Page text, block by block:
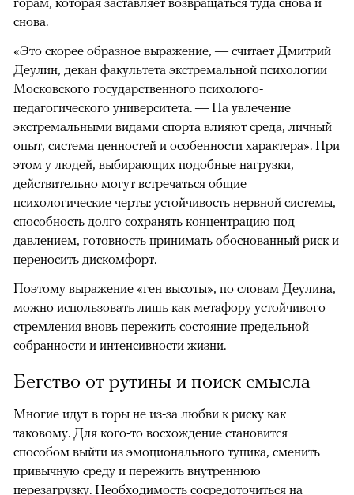
снова.
«Это скорее образное выражение, — считает Дмитрий
Деулин, декан факультета экстремальной психологии
Московского государственного психолого-
педагогического университета. — На увлечение
экстремальными видами спорта влияют среда, личный
опыт, система ценностей и особенности характера». При
этом у людей, выбирающих подобные нагрузки,
действительно могут встречаться общие
психологические черты: устойчивость нервной системы,
способность долго сохранять концентрацию под
давлением, готовность принимать обоснованный риск и
переносить дискомфорт.
Поэтому выражение «ген высоты», по словам Деулина,
можно использовать лишь как метафору устойчивого
стремления вновь пережить состояние предельной
собранности и интенсивности жизни.
Бегство от рутины и поиск смысла
Многие идут в горы не из-за любви к риску как
таковому. Для кого-то восхождение становится
способом выйти из эмоционального тупика, сменить
привычную среду и пережить внутреннюю
перезагрузку. Необходимость сосредоточиться на